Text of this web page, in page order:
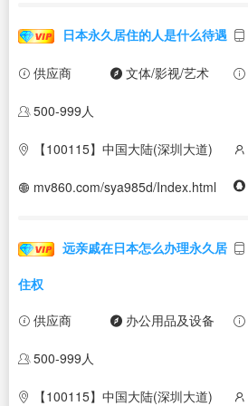
日本永久居住的人是什么待遇
供应商 文体/影视/艺术
500-999人
【100115】中国大陆(深圳大道)
mv860.com/sya985d/Index.html
远亲戚在日本怎么办理永久居
住权
供应商 办公用品及设备
500-999人
【100115】中国大陆(深圳大道)